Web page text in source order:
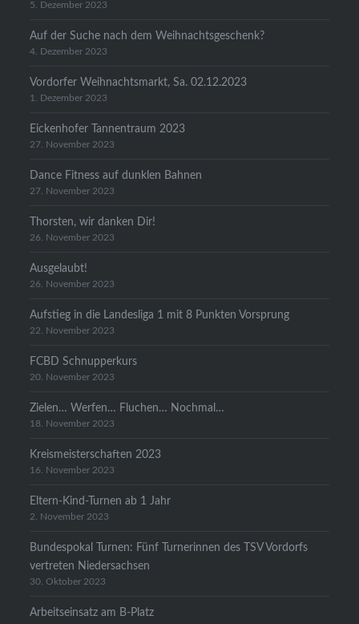
5. Dezember 2023
Auf der Suche nach dem Weihnachtsgeschenk?
4. Dezember 2023
Vordorfer Weihnachtsmarkt, Sa. 02.12.2023
1. Dezember 2023
Eickenhofer Tannentraum 2023
27. November 2023
Dance Fitness auf dunklen Bahnen
27. November 2023
Thorsten, wir danken Dir!
26. November 2023
Ausgelaubt!
26. November 2023
Aufstieg in die Landesliga 1 mit 8 Punkten Vorsprung
22. November 2023
FCBD Schnupperkurs
20. November 2023
Zielen… Werfen… Fluchen… Nochmal…
18. November 2023
Kreismeisterschaften 2023
16. November 2023
Eltern-Kind-Turnen ab 1 Jahr
2. November 2023
Bundespokal Turnen: Fünf Turnerinnen des TSV Vordorfs
vertreten Niedersachsen
30. Oktober 2023
Arbeitseinsatz am B-Platz